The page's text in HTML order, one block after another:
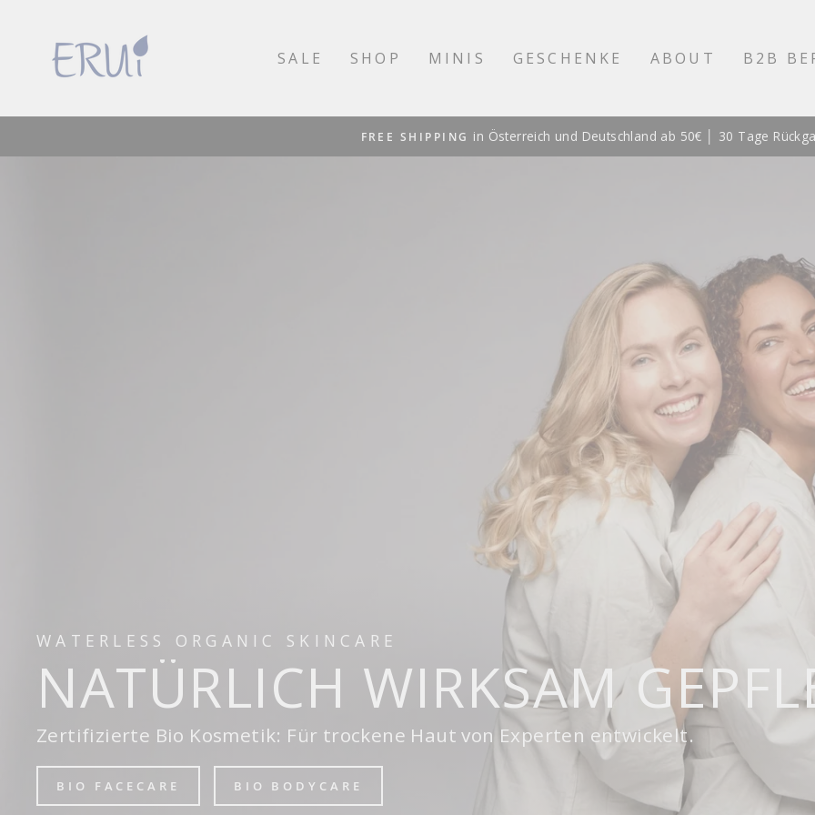
ERUI
BIO SALE SHOP MINIS GESCHENKE ABOUT B2B
VON TAUSENDEN KUND:INNEN
WATERLESS ORGANIC SKINCARE
NATÜRLICH WIRKSAM
Zertifizierte Bio Kosmetik: Für trockene Haut von Experten entwickelt.
BIO FACECARE BIO BODYCARE